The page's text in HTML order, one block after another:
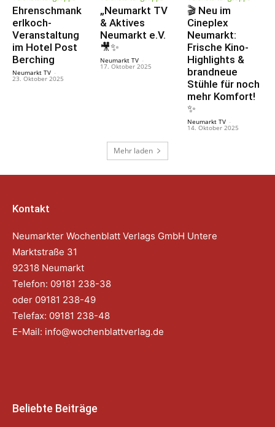
Ehrenschmank
erlkoch-
Veranstaltung
im Hotel Post
Berching
Neumarkt TV -
23. Oktober 2025
„Neumarkt TV
& Aktives
Neumarkt e.V.
🎥✨
Neumarkt TV -
17. Oktober 2025
🎬 Neu im
Cineplex
Neumarkt:
Frische Kino-
Highlights &
brandneue
Stühle für noch
mehr Komfort!
✨
Neumarkt TV -
14. Oktober 2025
Mehr laden
Kontakt
Neumarkter Wochenblatt Verlags GmbH Untere
Marktstraße 31
92318 Neumarkt
Telefon: 09181 238-38
oder 09181 238-49
Telefax: 09181 238-48
E-Mail: info@wochenblattverlag.de
Beliebte Beiträge